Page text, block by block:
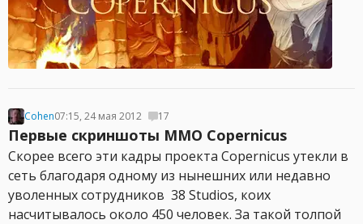
Cohen07:15, 24 мая 2012 17
Первые скриншоты MMO Copernicus
Скорее всего эти кадры проекта Copernicus утекли в
сеть благодаря одному из нынешних или недавно
уволенных сотрудников 38 Studios, коих
насчитывалось около 450 человек. За такой толпой